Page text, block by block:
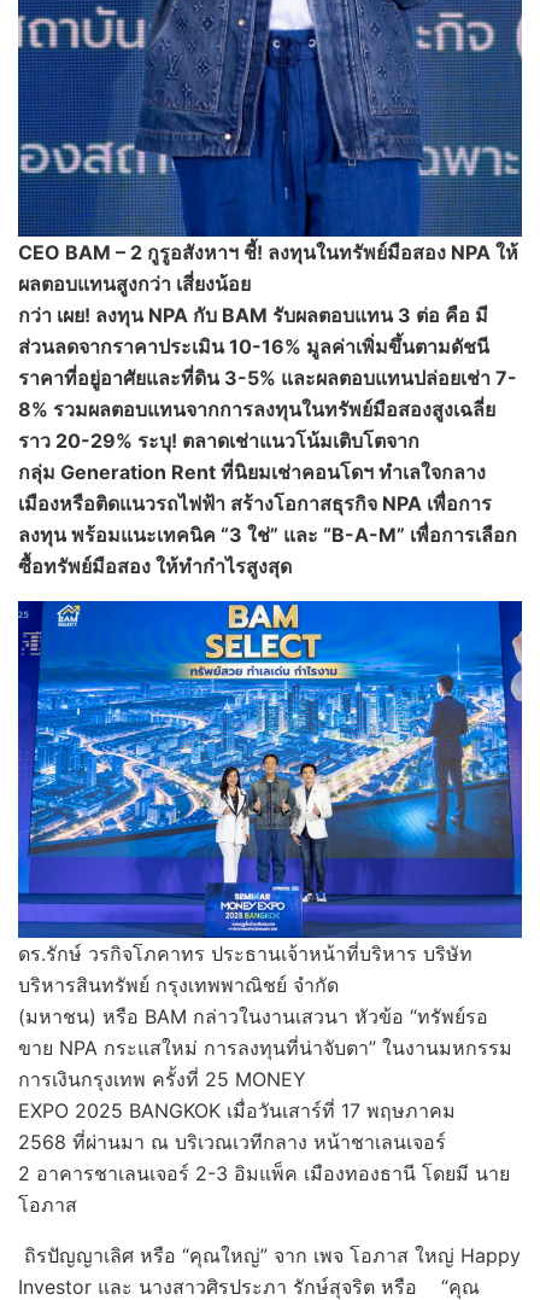
CEO BAM – 2 กูรูอสังหาฯ ชี้! ลงทุนในทรัพย์มือสอง NPA ให้
ผลตอบแทนสูงกว่า เสี่ยงน้อย
กว่า เผย! ลงทุน NPA กับ BAM รับผลตอบแทน 3 ต่อ คือ มี
ส่วนลดจากราคาประเมิน 10-16% มูลค่าเพิ่มขึ้นตามดัชนี
ราคาที่อยู่อาศัยและที่ดิน 3-5% และผลตอบแทนปล่อยเช่า 7-
8% รวมผลตอบแทนจากการลงทุนในทรัพย์มือสองสูงเฉลี่ย
ราว 20-29% ระบุ! ตลาดเช่าแนวโน้มเติบโตจาก
กลุ่ม Generation Rent ที่นิยมเช่าคอนโดฯ ทำเลใจกลาง
เมืองหรือติดแนวรถไฟฟ้า สร้างโอกาสธุรกิจ NPA เพื่อการ
ลงทุนพร้อมแนะเทคนิค “3 ใช่” และ “B-A-M” เพื่อการเลือก
ซื้อทรัพย์มือสอง ให้ทำกำไรสูงสุด
ดร.รักษ์ วรกิจโภคาทร ประธานเจ้าหน้าที่บริหาร บริษัท
บริหารสินทรัพย์ กรุงเทพพาณิชย์ จำกัด
(มหาชน) หรือ BAM กล่าวในงานเสวนา หัวข้อ “ทรัพย์รอ
ขาย NPA กระแสใหม่ การลงทุนที่น่าจับตา” ในงานมหกรรม
การเงินกรุงเทพ ครั้งที่ 25 MONEY
EXPO 2025 BANGKOK เมื่อวันเสาร์ที่ 17 พฤษภาคม
2568 ที่ผ่านมา ณ บริเวณเวทีกลาง หน้าชาเลนเจอร์
2 อาคารชาเลนเจอร์ 2-3 อิมแพ็ค เมืองทองธานี โดยมี นาย
โอภาส
ถิรปัญญาเลิศ หรือ “คุณใหญ่” จาก เพจ โอภาส ใหญ่ Happy
Investor และ นางสาวศิรประภา รักษ์สุจริต หรือ “คุณ